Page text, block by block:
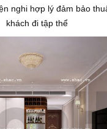
nghi hợp lý đảm bảo
khách đi tập thể